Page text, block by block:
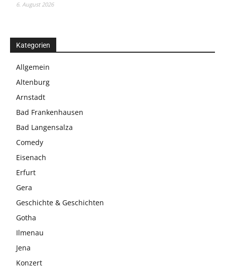
6. August 2026
Kategorien
Allgemein
Altenburg
Arnstadt
Bad Frankenhausen
Bad Langensalza
Comedy
Eisenach
Erfurt
Gera
Geschichte & Geschichten
Gotha
Ilmenau
Jena
Konzert